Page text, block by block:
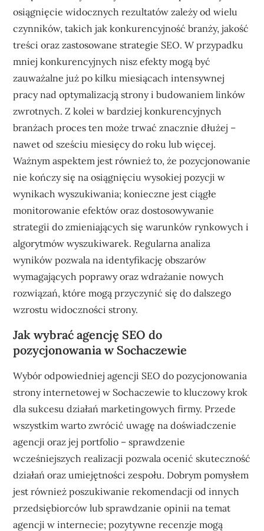
osiągnięcie widocznych rezultatów zależy od wielu
czynników, takich jak konkurencyjność branży, jakość
treści oraz zastosowane strategie SEO. W przypadku
mniej konkurencyjnych nisz efekty mogą być
zauważalne już po kilku miesiącach intensywnej
pracy nad optymalizacją strony i budowaniem linków
zwrotnych. Z kolei w bardziej konkurencyjnych
branżach proces ten może trwać znacznie dłużej –
nawet od sześciu miesięcy do roku lub więcej.
Ważnym aspektem jest również to, że pozycjonowanie
nie kończy się na osiągnięciu wysokiej pozycji w
wynikach wyszukiwania; konieczne jest ciągłe
monitorowanie efektów oraz dostosowywanie
strategii do zmieniających się warunków rynkowych i
algorytmów wyszukiwarek. Regularna analiza
wyników pozwala na identyfikację obszarów
wymagających poprawy oraz wdrażanie nowych
rozwiązań, które mogą przyczynić się do dalszego
wzrostu widoczności strony.
Jak wybrać agencję SEO do
pozycjonowania w Sochaczewie
Wybór odpowiedniej agencji SEO do pozycjonowania
strony internetowej w Sochaczewie to kluczowy krok
dla sukcesu działań marketingowych firmy. Przede
wszystkim warto zwrócić uwagę na doświadczenie
agencji oraz jej portfolio – sprawdzenie
wcześniejszych realizacji pozwala ocenić skuteczność
działań oraz umiejętności zespołu. Dobrym pomysłem
jest również poszukiwanie rekomendacji od innych
przedsiębiorców lub sprawdzanie opinii na temat
agencji w internecie; pozytywne recenzje mogą